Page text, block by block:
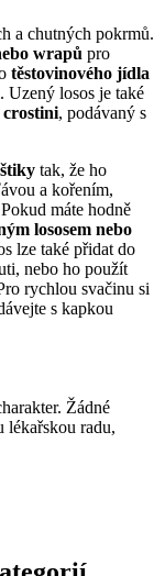
a chutných pokrmů.
wrapů pro
těstovinového jídla
Uzený losos je také
crostini, podávaný s
tak, že ho
a kořením,
máte hodně
lososem nebo
lze také přidat do
nebo ho použít
rychlou svačinu si
s kapkou
Žádné
lékařskou radu,